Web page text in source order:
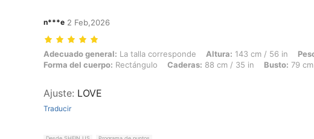
n***e 2 Feb,2026
Adecuado general: La talla corresponde, Altura: 143 cm / 56 in, Peso: 44 kg /
Adecuado general: La talla corresponde Altura: 143 cm / 56 in
Forma del cuerpo: Rectángulo Caderas: 88 cm / 35 in Busto: 79
Ajuste: LOVE
Traducir